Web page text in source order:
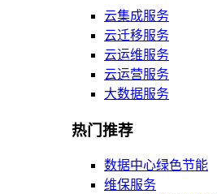
云集成服务
云迁移服务
云运维服务
云运营服务
大数据服务
热门推荐
数据中心绿色节能
维保服务